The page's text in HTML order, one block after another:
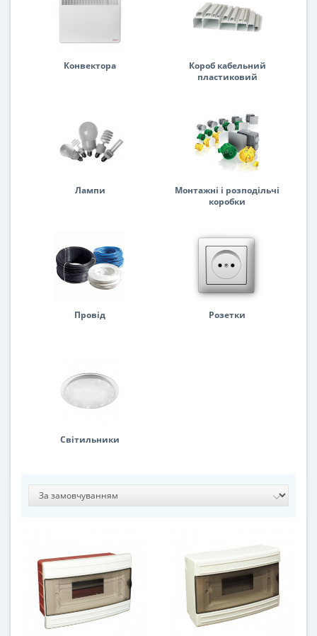
Конвектора
Короб кабельний
пластиковий
Лампи
Монтажні і розподільчі
коробки
Провід Розетки
Світильники